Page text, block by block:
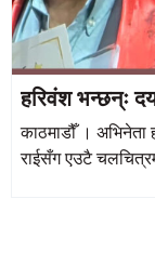
हरिवंश भन्छन्ः
काठमाडौँ । अभिनेता
राईसँग एउटै